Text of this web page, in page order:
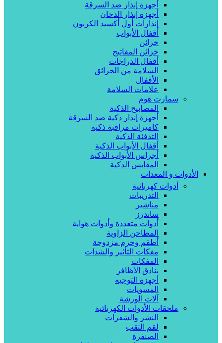
أجهزة إنذار ضد السرقة
أجهزة إنذار الدخان
إنذارات أول أكسيد الكربون
أقفال الأبواب
خزائن
خزائن المفاتيح
أقفال الدراجات
السلامة من الحرائق
الأقفال
علامات السلامة
سمارت هوم
المصابيح الذكية
أجهزة إنذار ذكية ضد السرقة
كاميرات مراقبة ذكية
التدفئة الذكية
أقفال الأبواب الذكية
أجراس الأبواب الذكية
المقابس الذكية
الأدوات و المعدات
أدوات كهربائية
التدريبات
مناشير
ساندرز
أدوات متعددة وأدوات هواية
المطاحن الزاوية
أطقم وحزم مزدوجة
مفكات التأثير والشدات
المفكات
بنادق الأظافر
أجهزة التوجيه
المسويات
آلات الورشة
ملحقات الأدوات الكهربائية
النشر والشفرات
لقم الثقب
الصنفرة